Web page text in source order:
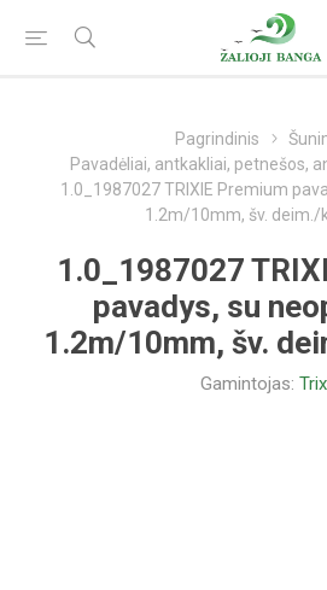
Pagrindinis
Pavadėliai, antkakliai, petnešos,
1.0_1987027 TRIXIE Premium
1.2m/10mm, šv. deim./
1.0_1987027
pavadys, su
1.2m/10mm, šv.
Gamintojas: